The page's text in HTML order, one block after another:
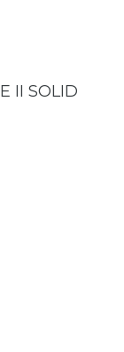
II SOLID